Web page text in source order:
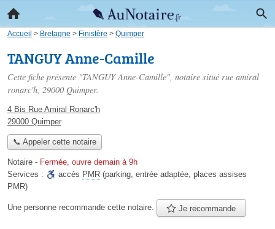
Accueil > Bretagne > Finistère > Quimper
TANGUY Anne-Camille
Cette fiche présente "TANGUY Anne-Camille", notaire situé rue amiral
ronarc'h, 29000 Quimper.
4 Bis Rue Amiral Ronarc'h
29000 Quimper
📞 Appeler cette notaire
Notaire - Fermée, ouvre demain à 9h
Services :
accès PMR (parking, entrée adaptée, places assises
PMR)
Une personne recommande cette notaire. Je recommande